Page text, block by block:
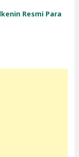
Resmi Para